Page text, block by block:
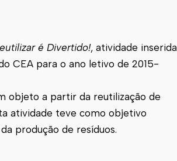
é Divertido!, atividade inserida
CEA para o ano letivo de 2015-
objeto a partir da reutilização de
atividade teve como objetivo
produção de resíduos.